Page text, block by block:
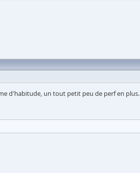
d'habitude, un tout petit peu de perf en plus.